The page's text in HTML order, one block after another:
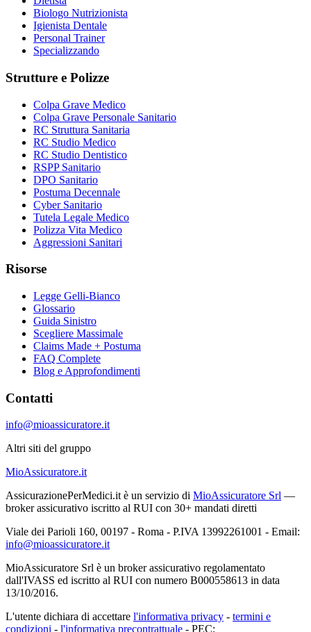
Biologo Nutrizionista
Igienista Dentale
Personal Trainer
Specializzando
Strutture e Polizze
Colpa Grave Medico
Colpa Grave Personale Sanitario
RC Struttura Sanitaria
RC Studio Medico
RC Studio Dentistico
RSPP Sanitario
DPO Sanitario
Postuma Decennale
Cyber Sanitario
Tutela Legale Medico
Polizza Vita Medico
Aggressioni Sanitari
Risorse
Legge Gelli-Bianco
Glossario
Guida Sinistro
Scegliere Massimale
Claims Made + Postuma
FAQ Complete
Blog e Approfondimenti
Contatti
info@mioassicuratore.it
Altri siti del gruppo
MioAssicuratore.it
AssicurazionePerMedici.it è un servizio di MioAssicuratore Srl —
broker assicurativo iscritto al RUI con 30+ mandati diretti
Viale dei Parioli 160, 00197 - Roma - P.IVA 13992261001 - Email:
info@mioassicuratore.it
MioAssicuratore Srl è un broker assicurativo regolamentato
dall'IVASS ed iscritto al RUI con numero B000558613 in data
13/10/2016.
L'utente dichiara di accettare l'informativa privacy - termini e
condizioni - l'informativa precontrattuale - PEC: